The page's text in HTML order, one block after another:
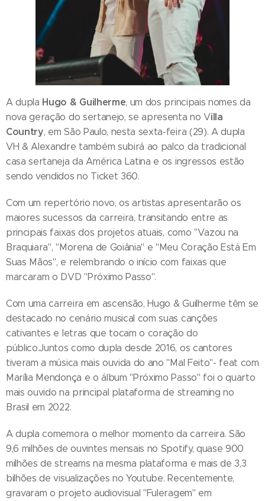
A dupla Hugo & Guilherme, um dos principais nomes da
nova geração do sertanejo, se apresenta no Villa
Country, em São Paulo, nesta sexta-feira (29). A dupla
VH & Alexandre também subirá ao palco da tradicional
casa sertaneja da América Latina e os ingressos estão
sendo vendidos no Ticket 360.
Com um repertório novo, os artistas apresentarão os
maiores sucessos da carreira, transitando entre as
principais faixas dos projetos atuais, como "Vazou na
Braquiara", "Morena de Goiânia" e "Meu Coração Está Em
Suas Mãos", e relembrando o início com faixas que
marcaram o DVD "Próximo Passo".
Com uma carreira em ascensão, Hugo & Guilherme têm se
destacado no cenário musical com suas canções
cativantes e letras que tocam o coração do
público.Juntos como dupla desde 2016, os cantores
tiveram a música mais ouvida do ano "Mal Feito"- feat com
Marília Mendonça e o álbum "Próximo Passo" foi o quarto
mais ouvido na principal plataforma de streaming no
Brasil em 2022.
A dupla comemora o melhor momento da carreira. São
9,6 milhões de ouvintes mensais no Spotify, quase 900
milhões de streams na mesma plataforma e mais de 3,3
bilhões de visualizações no Youtube. Recentemente,
gravaram o projeto audiovisual "Fuleragem" em